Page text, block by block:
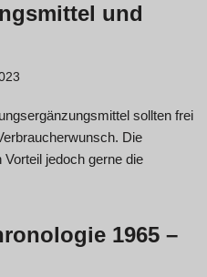
und
sollten frei
Die
jedoch gerne die
1965 –